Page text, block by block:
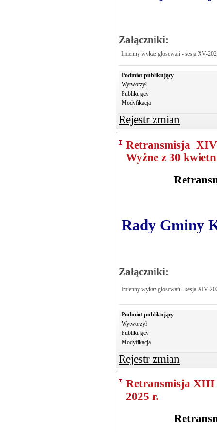
Załączniki:
Imienny wykaz głosowań - sesja XV-
Podmiot publikujący
Wytworzył
Publikujący
Modyfikacja
Rejestr zmian
Retransmisja
Wyżne z 30
Rady Gminy
Załączniki:
Imienny wykaz głosowań - sesja XIV-
Podmiot publikujący
Wytworzył
Publikujący
Modyfikacja
Rejestr zmian
Retransmisja XIII
2025 r.